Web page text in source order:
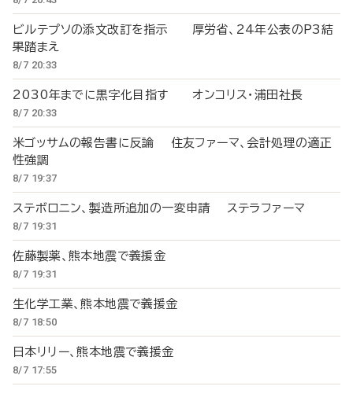
ビルテプソの添文改訂を指示 厚労省、24年公表のP3結
果踏まえ
8/7 20:33
2030年までに黒字化目指す オンコリス・浦田社長
8/7 20:33
米ゴッサムの報告書に反論 住友ファーマ、会計処理の適正
性強調
8/7 19:37
ステボロニン、製造所追加の一変申請 ステラファーマ
8/7 19:31
佐藤製薬、熊本地震で義援金
8/7 19:31
生化学工業、熊本地震で義援金
8/7 18:50
日本リリー、熊本地震で義援金
8/7 17:55